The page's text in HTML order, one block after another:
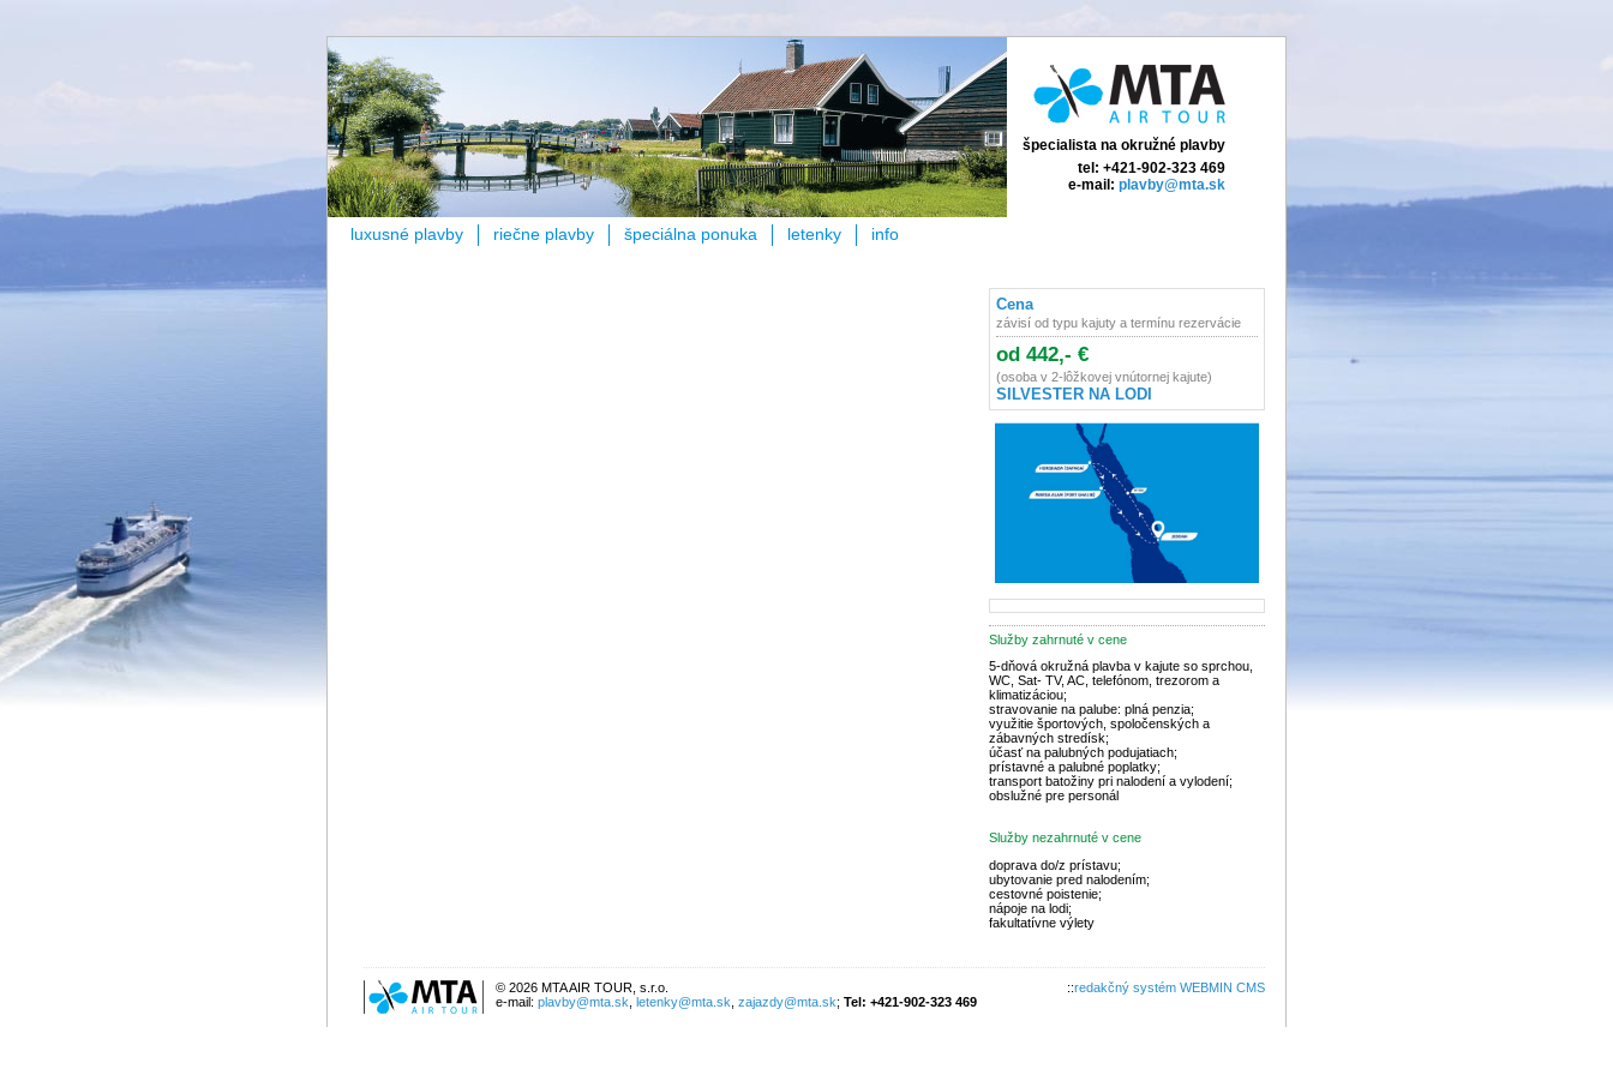
špecialista na okružné plavby
tel: +421-902-323 469
e-mail: plavby@mta.sk
luxusné plavby riečne plavby špeciálna ponuka letenky info
Cena
závisí od typu kajuty a termínu rezervácie
od 442,- €
(osoba v 2-lôžkovej vnútornej kajute)
SILVESTER NA LODI
Služby zahrnuté v cene
5-dňová okružná plavba v kajute so sprchou,
WC, Sat- TV, AC, telefónom, trezorom a
klimatizáciou;
stravovanie na palube: plná penzia;
využitie športových, spoločenských a
zábavných stredísk;
účasť na palubných podujatiach;
prístavné a palubné poplatky;
transport batožiny pri nalodení a vylodení;
obslužné pre personál
Služby nezahrnuté v cene
doprava do/z prístavu;
ubytovanie pred nalodením;
cestovné poistenie;
nápoje na lodi;
fakultatívne výlety
::redakčný systém WEBMIN CMS
© 2026 MTA AIR TOUR, s.r.o.
e-mail: plavby@mta.sk, letenky@mta.sk, zajazdy@mta.sk; Tel: +421-902-323 469